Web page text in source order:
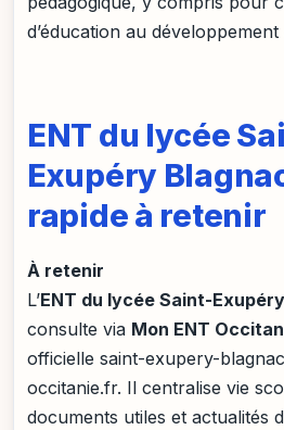
d’éducation au
ENT du lycée
Exupéry
rapide à retenir
À retenir
L’ENT du lycée Saint-
consulte via Mon ENT
officielle saint-exupery-
occitanie.fr. Il centralise vie
documents utiles et actualités